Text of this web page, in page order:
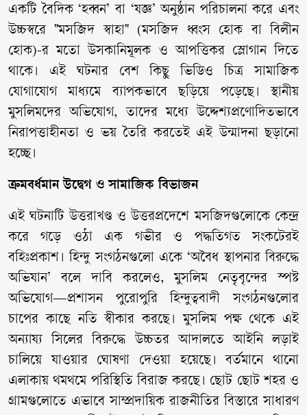
একটি বৈদিক ‘হব্বন’ বা ‘যজ্ঞ’ অনুষ্ঠান পরিচালনা করে এবং
উচ্চস্বরে "মসজিদ স্বাহা" (মসজিদ ধ্বংস হোক বা বিলীন
হোক)-র মতো উসকানিমূলক ও আপত্তিকর স্লোগান দিতে
থাকে। এই ঘটনার বেশ কিছু ভিডিও চিত্র সামাজিক
যোগাযোগ মাধ্যমে ব্যাপকভাবে ছড়িয়ে পড়েছে। স্থানীয়
মুসলিমদের অভিযোগ, তাদের মধ্যে উদ্দেশ্যপ্রণোদিতভাবে
নিরাপত্তাহীনতা ও ভয় তৈরি করতেই এই উন্মাদনা ছড়ানো
হচ্ছে।
ক্রমবর্ধমান উদ্বেগ ও সামাজিক বিভাজন
এই ঘটনাটি উত্তরাখণ্ড ও উত্তরপ্রদেশে মসজিদগুলোকে কেন্দ্র
করে গড়ে ওঠা এক গভীর ও পদ্ধতিগত সংকটেরই
বহিঃপ্রকাশ। হিন্দু সংগঠনগুলো একে ‘অবৈধ স্থাপনার বিরুদ্ধে
অভিযান’ বলে দাবি করলেও, মুসলিম নেতৃবৃন্দের স্পষ্ট
অভিযোগ—প্রশাসন পুরোপুরি হিন্দুত্ববাদী সংগঠনগুলোর
চাপের কাছে নতি স্বীকার করছে। মুসলিম পক্ষ থেকে এই
অন্যায্য সিলের বিরুদ্ধে উচ্চতর আদালতে আইনি লড়াই
চালিয়ে যাওয়ার ঘোষণা দেওয়া হয়েছে। বর্তমানে থানো
এলাকায় থমথমে পরিস্থিতি বিরাজ করছে। ছোট ছোট শহর ও
গ্রামগুলোতে এভাবে সাম্প্রদায়িক রাজনীতির বিস্তারে সাধারণ